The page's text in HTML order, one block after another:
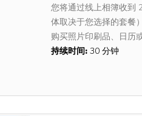
您将通过线上相簿收到
体取决于您选择的套餐
购买照片印刷品、日历
持续时间: 30 分钟